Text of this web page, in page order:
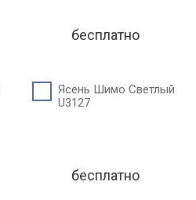
бесплатно
Ясень Шимо Светлый
U3127
бесплатно